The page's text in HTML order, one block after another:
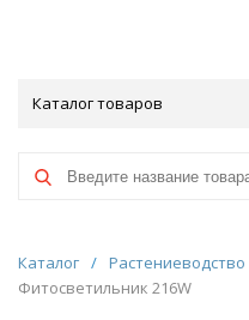
Каталог товаров
Каталог / Растениеводство
Фитосветильник 216W